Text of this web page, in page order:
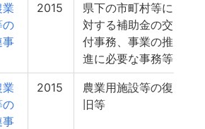
業
の
事
2015
県下の市町村等に
対する補助金の交
付事務、事業の推
進に必要な事務等
業
の
事
2015
農業用施設等の復
旧等